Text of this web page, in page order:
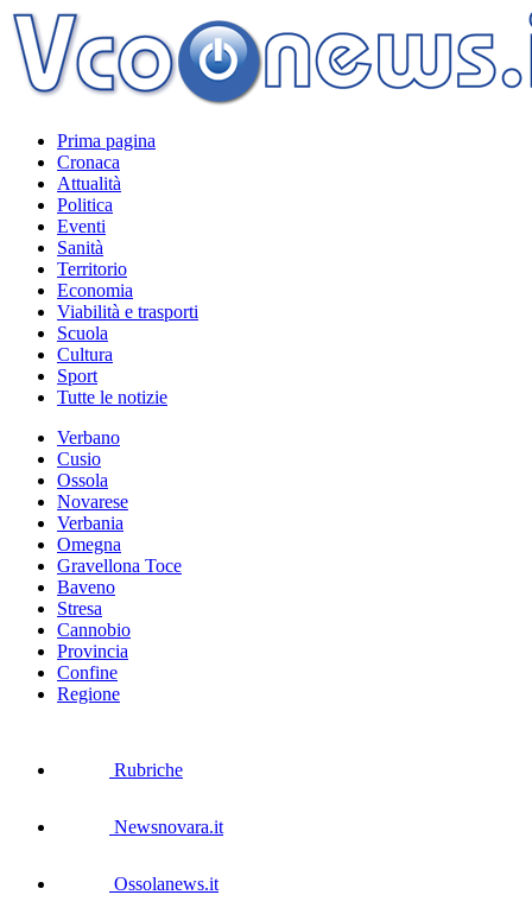
Prima pagina
Cronaca
Attualità
Politica
Eventi
Sanità
Territorio
Economia
Viabilità e trasporti
Scuola
Cultura
Sport
Tutte le notizie
Verbano
Cusio
Ossola
Novarese
Verbania
Omegna
Gravellona Toce
Baveno
Stresa
Cannobio
Provincia
Confine
Regione
Rubriche
Newsnovara.it
Ossolanews.it